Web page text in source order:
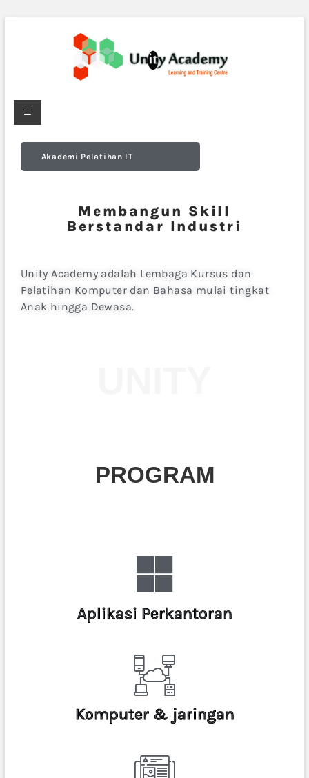
Akademi Pelatihan IT
Membangun Skill
Berstandar Industri
Unity Academy adalah Lembaga Kursus dan
Pelatihan Komputer dan Bahasa mulai tingkat
Anak hingga Dewasa.
PROGRAM
Aplikasi Perkantoran
Komputer & jaringan